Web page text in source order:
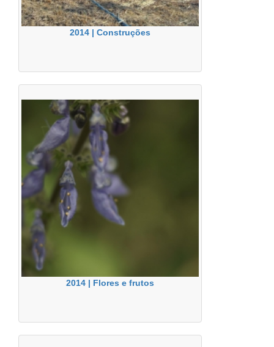
2014 | Construções
2014 | Flores e frutos